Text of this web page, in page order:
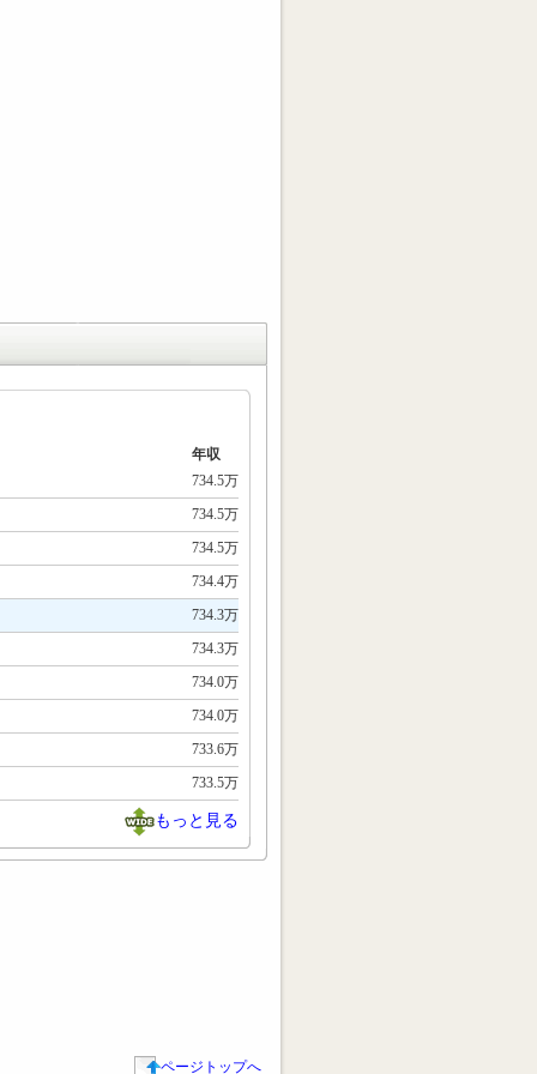
年収
734.5万
734.5万
734.5万
734.4万
734.3万
734.3万
734.0万
734.0万
733.6万
733.5万
もっと見る
ページトップへ